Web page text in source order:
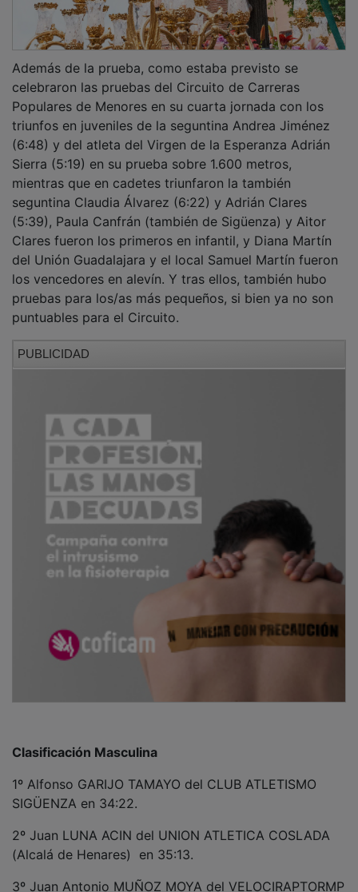
Además de la prueba, como estaba previsto se
celebraron las pruebas del Circuito de Carreras
Populares de Menores en su cuarta jornada con los
triunfos en juveniles de la seguntina Andrea Jiménez
(6:48) y del atleta del Virgen de la Esperanza Adrián
Sierra (5:19) en su prueba sobre 1.600 metros,
mientras que en cadetes triunfaron la también
seguntina Claudia Álvarez (6:22) y Adrián Clares
(5:39), Paula Canfrán (también de Sigüenza) y Aitor
Clares fueron los primeros en infantil, y Diana Martín
del Unión Guadalajara y el local Samuel Martín fueron
los vencedores en alevín. Y tras ellos, también hubo
pruebas para los/as más pequeños, si bien ya no son
puntuables para el Circuito.
1º Alfonso GARIJO TAMAYO del CLUB ATLETISMO
2º Juan LUNA ACIN del UNION ATLETICA COSLADA
(Alcalá de Henares) en 35:13.